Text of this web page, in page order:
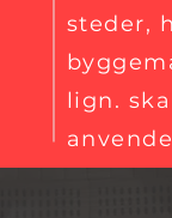
steder,
lign.